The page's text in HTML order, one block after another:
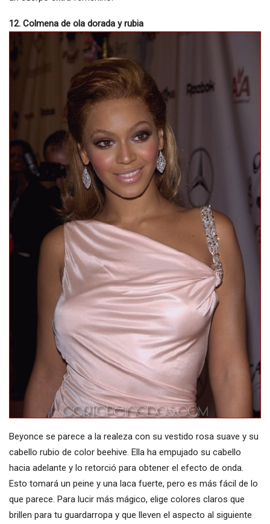
12. Colmena de ola dorada y rubia
Beyonce se parece a la realeza con su vestido rosa suave y su
cabello rubio de color beehive. Ella ha empujado su cabello
hacia adelante y lo retorció para obtener el efecto de onda.
Esto tomará un peine y una laca fuerte, pero es más fácil de lo
que parece. Para lucir más mágico, elige colores claros que
brillen para tu guardarropa y que lleven el aspecto al siguiente